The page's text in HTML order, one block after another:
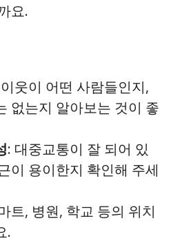
요.
웃이 어떤 사람들인지,
없는지 알아보는 것이 좋
: 대중교통이 잘 되어 있
이 용이한지 확인해 주세
트, 병원, 학교 등의 위치
.